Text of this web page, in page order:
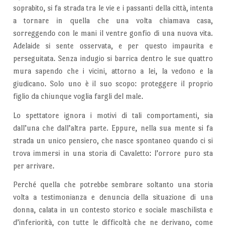
soprabito, si fa strada tra le vie e i passanti della città, intenta
a tornare in quella che una volta chiamava casa,
sorreggendo con le mani il ventre gonfio di una nuova vita.
Adelaide si sente osservata, e per questo impaurita e
perseguitata. Senza indugio si barrica dentro le sue quattro
mura sapendo che i vicini, attorno a lei, la vedono e la
giudicano. Solo uno è il suo scopo: proteggere il proprio
figlio da chiunque voglia fargli del male.
Lo spettatore ignora i motivi di tali comportamenti, sia
dall’una che dall’altra parte. Eppure, nella sua mente si fa
strada un unico pensiero, che nasce spontaneo quando ci si
trova immersi in una storia di Cavaletto: l’orrore puro sta
per arrivare.
Perché quella che potrebbe sembrare soltanto una storia
volta a testimonianza e denuncia della situazione di una
donna, calata in un contesto storico e sociale maschilista e
d’inferiorità, con tutte le difficoltà che ne derivano, come